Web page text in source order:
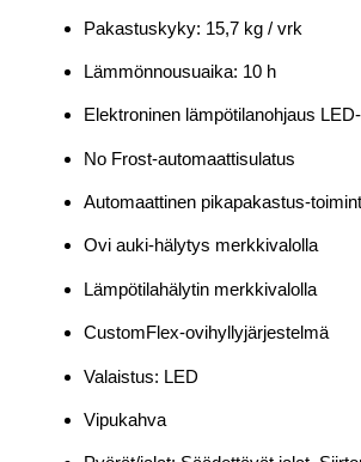
Pakastuskyky: 15,7 kg / vrk
Lämmönnousuaika: 10 h
Elektroninen lämpötilanohjaus
No Frost-automaattisulatus
Automaattinen pikapakastus-
Ovi auki-hälytys merkkivalolla
Lämpötilahälytin merkkivalolla
CustomFlex-ovihyllyjärjestelmä
Valaistus: LED
Vipukahva